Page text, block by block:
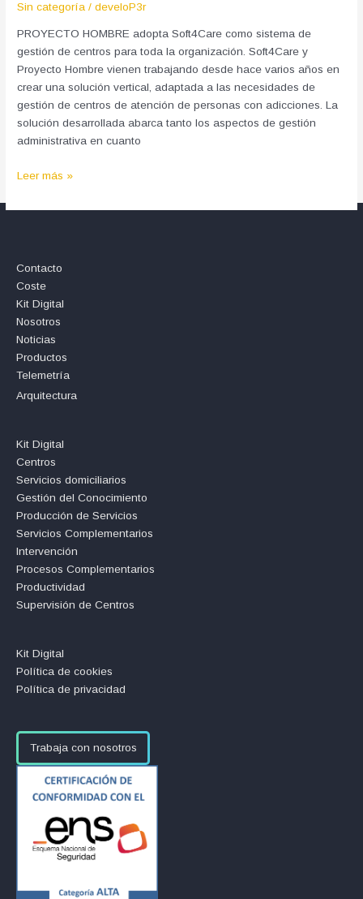
Sin categoría /develoP3r
PROYECTO HOMBRE adopta Soft4Care como sistema de
gestión de centros para toda la organización. Soft4Care y
Proyecto Hombre vienen trabajando desde hace varios años en
crear una solución vertical, adaptada a las necesidades de
gestión de centros de atención de personas con adicciones. La
solución desarrollada abarca tanto los aspectos de gestión
administrativa en cuanto
Leer más »
Contacto
Coste
Kit Digital
Nosotros
Noticias
Productos
Telemetría
Arquitectura
Kit Digital
Centros
Servicios domiciliarios
Gestión del Conocimiento
Producción de Servicios
Servicios Complementarios
Intervención
Procesos Complementarios
Productividad
Supervisión de Centros
Kit Digital
Política de cookies
Política de privacidad
Trabaja con nosotros